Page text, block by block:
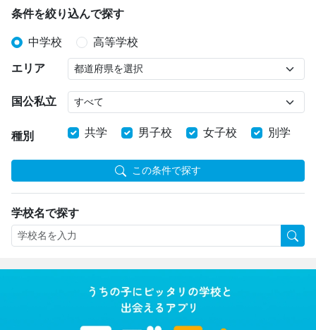
条件を絞り込んで探す
中学校 高等学校
エリア
国公私立
種別 共学 男子校 女子校 別学
この条件で探す
学校名で探す